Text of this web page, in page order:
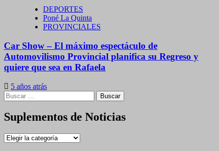
DEPORTES
Poné La Quinta
PROVINCIALES
Car Show – El máximo espectáculo de
Automovilismo Provincial planifica su Regreso y
quiere que sea en Rafaela
5 años atrás
Buscar:
Suplementos de Noticias
Suplementos